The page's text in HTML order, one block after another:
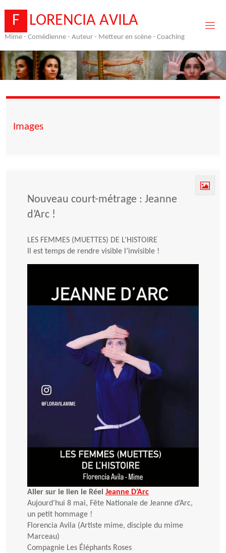
content
F LORENCIA AVILA
Mime - Comédienne - Auteur - Metteur en scène - Coaching
Images
Nouveau court-métrage : Jeanne
d’Arc !
LES FEMMES (MUETTES) DE L’HISTOIRE
Il est temps de rendre visible l’invisible !
Aller sur le lien le RéelJeanne D’Arc
Aujourd’hui 8 mai, Fête Nationale de Jeanne d’Arc,
un petit hommage !
Florencia Avila (Artiste mime, disciple du mime
Marceau)
Compagnie Les Éléphants Roses